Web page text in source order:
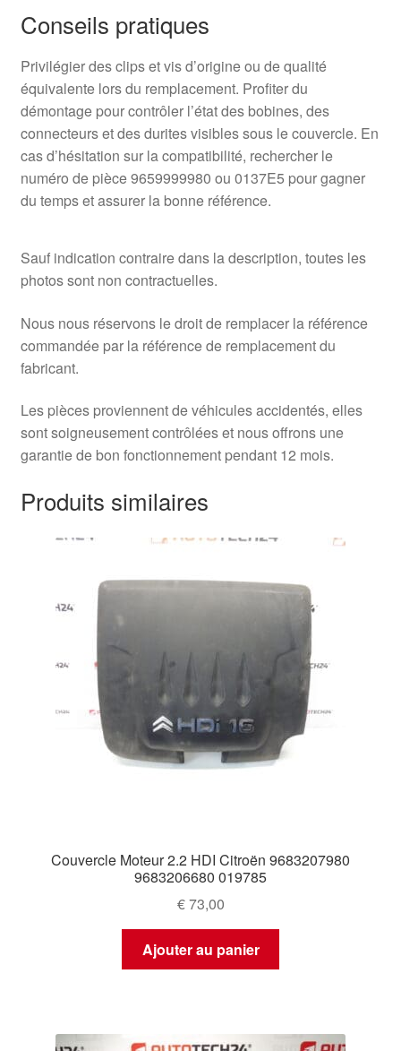
Conseils pratiques
Privilégier des clips et vis d’origine ou de qualité
équivalente lors du remplacement. Profiter du
démontage pour contrôler l’état des bobines, des
connecteurs et des durites visibles sous le couvercle. En
cas d’hésitation sur la compatibilité, rechercher le
numéro de pièce 9659999980 ou 0137E5 pour gagner
du temps et assurer la bonne référence.
Sauf indication contraire dans la description, toutes les
photos sont non contractuelles.
Nous nous réservons le droit de remplacer la référence
commandée par la référence de remplacement du
fabricant.
Les pièces proviennent de véhicules accidentés, elles
sont soigneusement contrôlées et nous offrons une
garantie de bon fonctionnement pendant 12 mois.
Produits similaires
Couvercle Moteur 2.2 HDI Citroën 9683207980
9683206680 019785
€73,00
Ajouter au panier